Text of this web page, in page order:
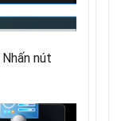
Nhấn nút